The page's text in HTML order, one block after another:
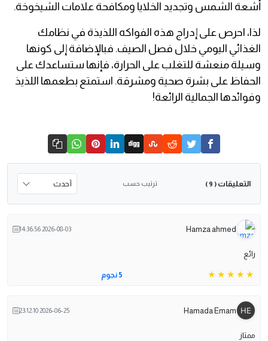
أشعة الشمس وتجديد الخلايا ومكافحة علامات الشيخوخة.
لذا، احرص على إدراج هذه الفواكه اللذيذة في نظامك
الغذائي اليومي خلال فصل الصيف. فبالإضافة إلى كونها
وسيلة منعشة للتغلب على الحرارة، فإنها ستساعدك على
الحفاظ على بشرة صحية ومشرقة. استمتع بطعمها اللذيذ
وفوائدها الجمالية الرائعة!
التعليقات ( 9 ) ترتيب حسب
Hamza ahmed
2026-08-03 14:36:56
رائع
5 نجوم
Hamada Emam
2026-06-25 23:12:10
ممتاز